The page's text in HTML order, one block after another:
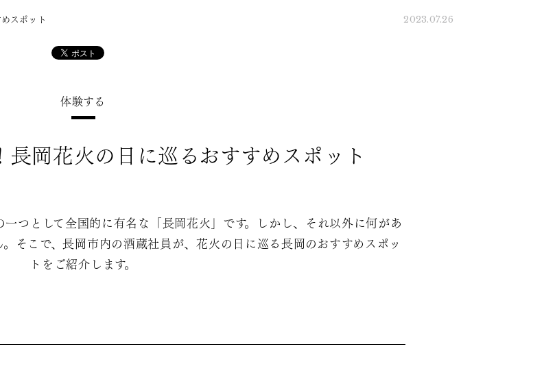
スポット 2023.07.26
体験する
岡花火の日に巡るおすすめスポット
つとして全国的に有名な「長岡花火」です。しかし、それ以外に何があ
そこで、長岡市内の酒蔵社員が、花火の日に巡る長岡のおすすめスポッ
トをご紹介します。